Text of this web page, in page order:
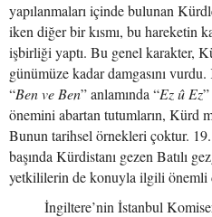
yapılanmaları içinde bulunan
iken diğer bir kısmı, bu hareketin
işbirliği yaptı. Bu genel karakter,
günümüze kadar damgasını
“Ben ve Ben” anlamında “Ez û Ez
önemini abartan tutumların, Kürd
Bunun tarihsel örnekleri çoktur. 19.
başında Kürdistanı gezen Batılı
yetkililerin de konuyla ilgili önemli
İngiltere’nin İstanbul